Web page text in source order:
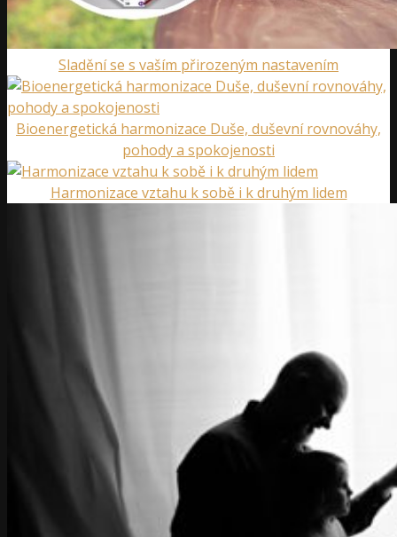
Sladění se s vaším přirozeným nastavením
Bioenergetická harmonizace Duše, duševní rovnováhy,
pohody a spokojenosti
Harmonizace vztahu k sobě i k druhým lidem